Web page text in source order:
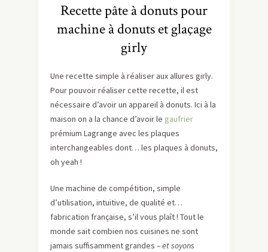
Recette pâte à donuts pour
machine à donuts et glaçage
girly
Une recette simple à réaliser aux allures girly.
Pour pouvoir réaliser cette recette, il est
nécessaire d’avoir un appareil à donuts. Ici à la
maison on a la chance d’avoir le gaufrier
prémium Lagrange avec les plaques
interchangeables dont… les plaques à donuts,
oh yeah !
Une machine de compétition, simple
d’utilisation, intuitive, de qualité et…
fabrication française, s’il vous plaît ! Tout le
monde sait combien nos cuisines ne sont
jamais suffisamment grandes – et soyons